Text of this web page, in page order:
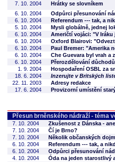
7. 10. 2004
Hrátky se slovníkem
6. 10. 2004
Odpůrci přesunování
6. 10. 2004
Referendum --- tak, a
5. 10. 2004
Mysli globálně, jednej
6. 10. 2004
Američtí vojáci: "V Iráku
6. 10. 2004
Oxford Blairovi:
6. 10. 2004
Paul Bremer: "Amerika
6. 10. 2004
Che Guevara byl vrah a
6. 10. 2004
Přerozdělování
1. 9. 2004
Hospodaření OSBL za
18. 6. 2004
Inzerujte v Britských
22. 11. 2003
Adresy redakce
17. 6. 2004
Provizorní umístění
Přesun brněnského nádraží - téma
7. 10. 2004
Zkušenost z Dánska -
7. 10. 2004
Čí je Brno?
7. 10. 2004
Několik občanských
6. 10. 2004
Referendum --- tak, a
6. 10. 2004
Odpůrci přesunování
4. 10. 2004
Óda na jeden starostlivý